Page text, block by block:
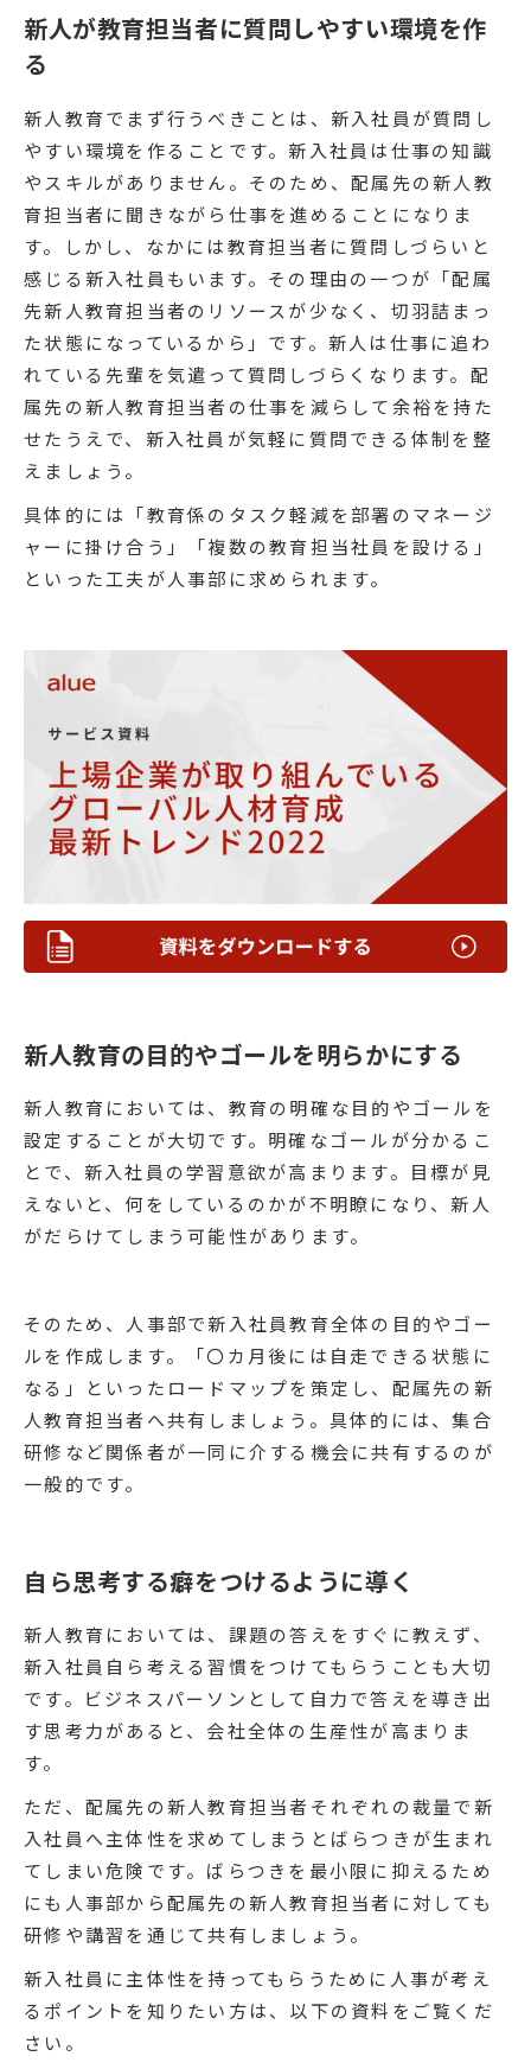
新人が教育担当者に質問しやすい環境を作
る
新人教育でまず行うべきことは、新入社員が質問し
やすい環境を作ることです。新入社員は仕事の知識
やスキルがありません。そのため、配属先の新人教
育担当者に聞きながら仕事を進めることになりま
す。しかし、なかには教育担当者に質問しづらいと
感じる新入社員もいます。その理由の一つが「配属
先新人教育担当者のリソースが少なく、切羽詰まっ
た状態になっているから」です。新人は仕事に追わ
れている先輩を気遣って質問しづらくなります。配
属先の新人教育担当者の仕事を減らして余裕を持た
せたうえで、新入社員が気軽に質問できる体制を整
えましょう。
具体的には「教育係のタスク軽減を部署のマネージ
ャーに掛け合う」「複数の教育担当社員を設ける」
といった工夫が人事部に求められます。
新人教育の目的やゴールを明らかにする
新人教育においては、教育の明確な目的やゴールを
設定することが大切です。明確なゴールが分かるこ
とで、新入社員の学習意欲が高まります。目標が見
えないと、何をしているのかが不明瞭になり、新人
がだらけてしまう可能性があります。
そのため、人事部で新入社員教育全体の目的やゴー
ルを作成します。「〇カ月後には自走できる状態に
なる」といったロードマップを策定し、配属先の新
人教育担当者へ共有しましょう。具体的には、集合
研修など関係者が一同に介する機会に共有するのが
一般的です。
自ら思考する癖をつけるように導く
新人教育においては、課題の答えをすぐに教えず、
新入社員自ら考える習慣をつけてもらうことも大切
です。ビジネスパーソンとして自力で答えを導き出
す思考力があると、会社全体の生産性が高まりま
す。
ただ、配属先の新人教育担当者それぞれの裁量で新
入社員へ主体性を求めてしまうとばらつきが生まれ
てしまい危険です。ばらつきを最小限に抑えるため
にも人事部から配属先の新人教育担当者に対しても
研修や講習を通じて共有しましょう。
新入社員に主体性を持ってもらうために人事が考え
るポイントを知りたい方は、以下の資料をご覧くだ
さい。